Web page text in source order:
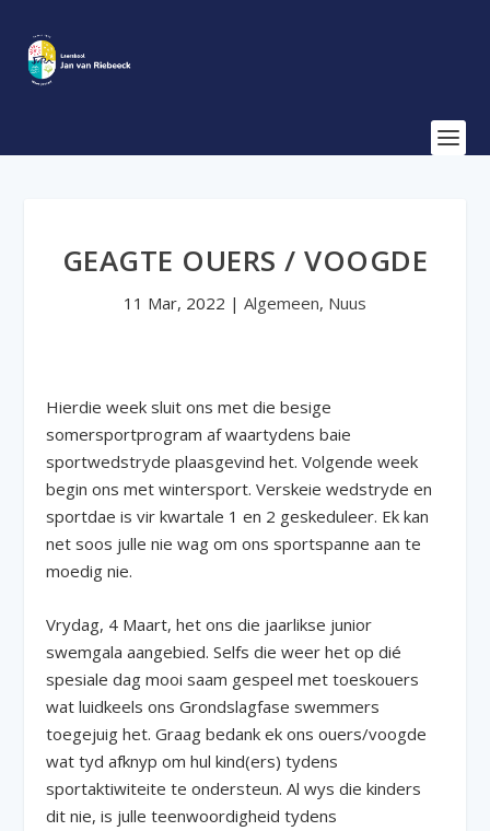
GEAGTE OUERS / VOOGDE
11 Mar, 2022 | Algemeen, Nuus
Hierdie week sluit ons met die besige
somersportprogram af waartydens baie
sportwedstryde plaasgevind het. Volgende week
begin ons met wintersport. Verskeie wedstryde en
sportdae is vir kwartale 1 en 2 geskeduleer. Ek kan
net soos julle nie wag om ons sportspanne aan te
moedig nie.
Vrydag, 4 Maart, het ons die jaarlikse junior
swemgala aangebied. Selfs die weer het op dié
spesiale dag mooi saam gespeel met toeskouers
wat luidkeels ons Grondslagfase swemmers
toegejuig het. Graag bedank ek ons ouers/voogde
wat tyd afknyp om hul kind(ers) tydens
sportaktiwiteite te ondersteun. Al wys die kinders
dit nie, is julle teenwoordigheid tydens